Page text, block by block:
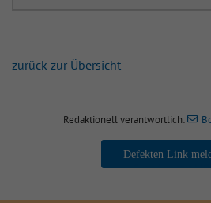
zurück zur Übersicht
Redaktionell verantwortlich:
Boris Angerer,